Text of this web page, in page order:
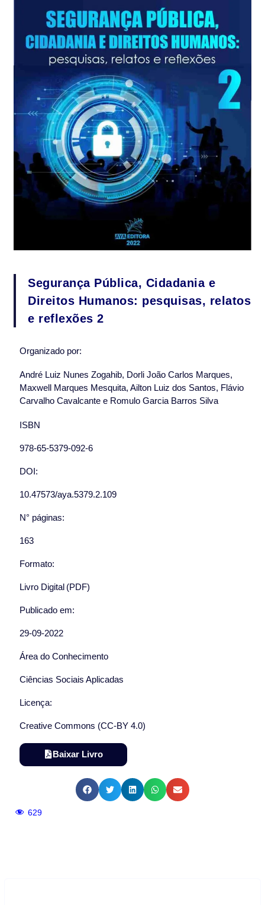
Segurança Pública, Cidadania e
Direitos Humanos: pesquisas, relatos
e reflexões 2
Organizado por:
André Luiz Nunes Zogahib, Dorli João Carlos Marques,
Maxwell Marques Mesquita, Ailton Luiz dos Santos, Flávio
Carvalho Cavalcante e Romulo Garcia Barros Silva
ISBN
978-65-5379-092-6
DOI:
10.47573/aya.5379.2.109
N° páginas:
163
Formato:
Livro Digital (PDF)
Publicado em:
29-09-2022
Área do Conhecimento
Ciências Sociais Aplicadas
Licença:
Creative Commons (CC-BY 4.0)
Baixar Livro
629